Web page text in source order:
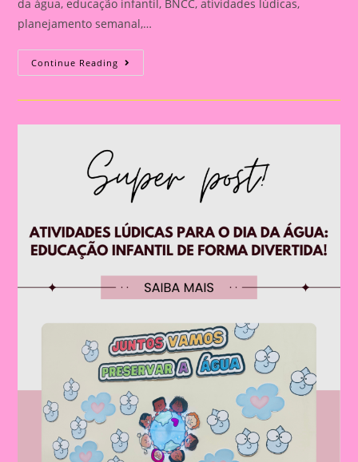
da água, educação infantil, BNCC, atividades lúdicas,
planejamento semanal,…
Continue Reading HISTÓRIA
INFANTIL
AZUL:
PARA
ENSINAR
CICLO
ÁGUA
NA
EDUCAÇÃO